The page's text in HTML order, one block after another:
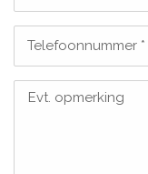
Telefoonnummer *
Evt. opmerking